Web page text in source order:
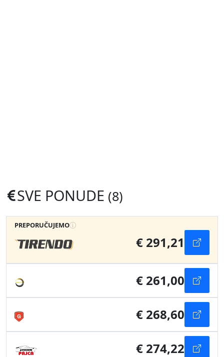
SVE PONUDE (8)
PREPORUČUJEMO
€ 291,21
€ 261,00
€ 268,60
€ 274,22